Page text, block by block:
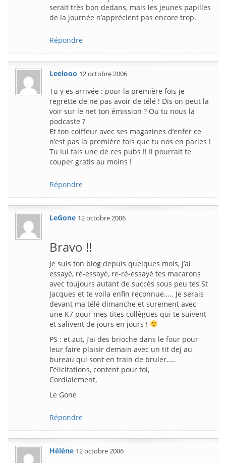
serait très bon dedans, mais les jeunes papilles
de la journée n’apprécient pas encore trop.
Répondre
Leelooo 12 octobre 2006
Tu y es arrivée : pour la première fois je
regrette de ne pas avoir de télé ! Dis on peut la
voir sur le net ton émission ? Ou tu nous la
podcaste ?
Et ton coiffeur avec ses magazines d’enfer ce
n’est pas la première fois que tu nos en parles !
Tu lui fais une de ces pubs !! Il pourrait te
couper gratis au moins !
Répondre
LeGone 12 octobre 2006
Bravo !!
Je suis ton blog depuis quelques mois, j’ai
essayé, ré-essayé, re-ré-essayé tes macarons
avec toujours autant de succès sous peu tes St
Jacques et te voila enfin reconnue….. Je serais
devant ma télé dimanche et surement avec
une K7 pour mes tites collègues qui te suivent
et salivent de jours en jours !
PS : et zut, j’ai des brioche dans le four pour
leur faire plaisir demain avec un tit dej au
bureau qui sont en train de bruler…..
Félicitations, content pour toi,
Cordialement,
Le Gone
Répondre
Hélène 12 octobre 2006